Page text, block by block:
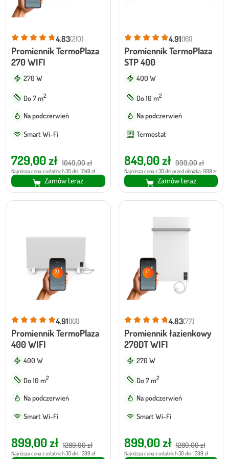
4.83(210)
Promiennik TermoPlaza
270 WIFI
270 W
Do 7 m2
Na podczerwień
Smart Wi-Fi
1049,00zł
Pierwotna
cena
wynosiła:
1049,00 zł.
729,00zł
Aktualna
cena
wynosi:
729,00 zł.
Najniższa cena z ostatnich 30 dni: 1049 zł
Zamów teraz
4.91(161)
Promiennik TermoPlaza
STP 400
400 W
Do 10 m2
Na podczerwień
Termostat
999,00zł
Pierwotna
cena
wynosiła:
999,00 zł.
849,00zł
Aktualna
cena
wynosi:
849,00 zł.
Najniższa cena z 30 dni przed obniżką: 999 zł
Zamów teraz
4.91(161)
Promiennik TermoPlaza
400 WIFI
400 W
Do 10 m2
Na podczerwień
Smart Wi-Fi
1289,00zł
Pierwotna
899,00zł
Aktualna
Najniższa cena z ostatnich 30 dni: 1289 zł
4.83(77)
Promiennik łazienkowy
270DT WIFI
270 W
Do 7 m2
Na podczerwień
Smart Wi-Fi
1289,00zł
Pierwotna
899,00zł
Aktualna
Najniższa cena z ostatnich 30 dni: 1289 zł